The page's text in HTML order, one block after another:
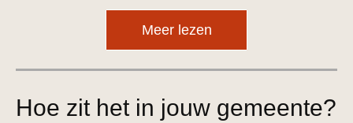
Meer lezen
Hoe zit het in jouw gemeente?